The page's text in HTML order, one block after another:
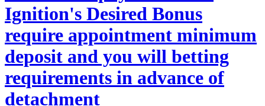
Ignition's Desired Bonus
require appointment minimum
deposit and you will betting
requirements in advance of
detachment